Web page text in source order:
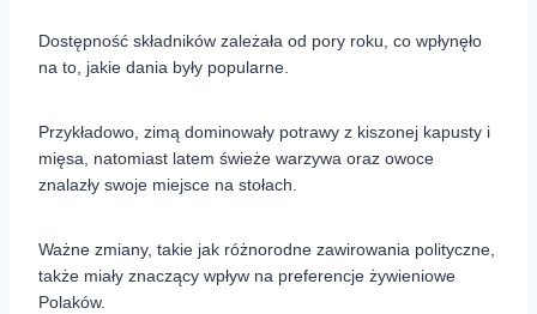
Dostępność składników zależała od pory roku, co wpłynęło
na to, jakie dania były popularne.
Przykładowo, zimą dominowały potrawy z kiszonej kapusty i
mięsa, natomiast latem świeże warzywa oraz owoce
znalazły swoje miejsce na stołach.
Ważne zmiany, takie jak różnorodne zawirowania polityczne,
także miały znaczący wpływ na preferencje żywieniowe
Polaków.